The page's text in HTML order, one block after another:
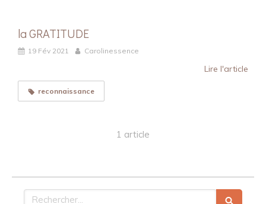
la GRATITUDE
19 Fév 2021 Carolinessence
Lire l'article
reconnaissance
1 article
Rechercher